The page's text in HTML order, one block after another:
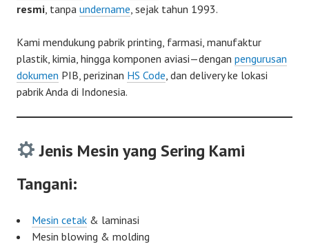
resmi , tanpa undername , sejak tahun 1993.
Kami mendukung pabrik printing, farmasi, manufaktur
plastik, kimia, hingga komponen aviasi—dengan pengurusan
dokumen PIB, perizinan HS Code , dan delivery ke lokasi
pabrik Anda di Indonesia.
Jenis Mesin yang Sering Kami
Tangani:
Mesin cetak & laminasi
Mesin blowing & molding